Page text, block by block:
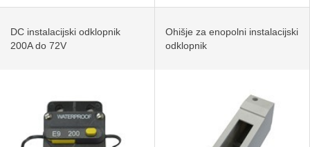
DC instalacijski odklopnik
200A do 72V
Ohišje za enopolni instalacijski
odklopnik